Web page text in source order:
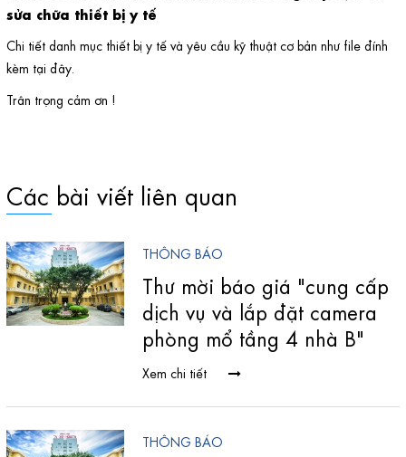
sửa chữa thiết bị y tế
Chi tiết danh mục thiết bị y tế và yêu cầu kỹ thuật cơ bản như file đính
kèm tại đây.
Trân trọng cảm ơn !
Các bài viết liên quan
THÔNG BÁO
Thư mời báo giá "cung cấp
dịch vụ và lắp đặt camera
phòng mổ tầng 4 nhà B"
Xem chi tiết
THÔNG BÁO
THÔNG BÁO
Thư mời báo giá dịch vụ
"Phá dỡ và lắp đặt tôn bao
che thang tải hàng phòng
mổ nhà B"